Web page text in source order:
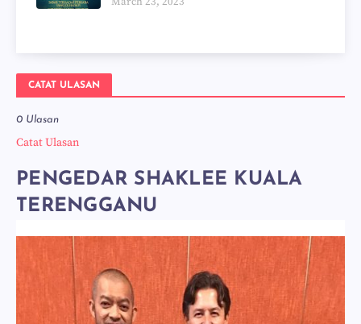
CATAT ULASAN
0 Ulasan
Catat Ulasan
PENGEDAR SHAKLEE KUALA
TERENGGANU